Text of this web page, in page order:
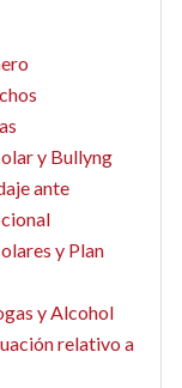
y Bullyng
ante
y Plan
y Alcohol
relativo a